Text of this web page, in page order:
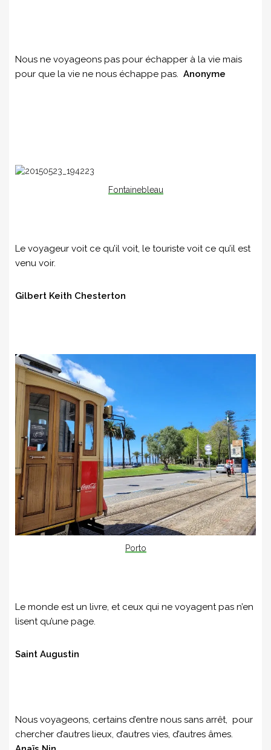
Nous ne voyageons pas pour échapper à la vie mais
pour que la vie ne nous échappe pas. Anonyme
Fontainebleau
Le voyageur voit ce qu’il voit, le touriste voit ce qu’il est
venu voir.
Gilbert Keith Chesterton
Porto
Le monde est un livre, et ceux qui ne voyagent pas n’en
lisent qu’une page.
Saint Augustin
Nous voyageons, certains d’entre nous sans arrêt, pour
chercher d’autres lieux, d’autres vies, d’autres âmes.